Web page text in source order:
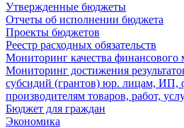
Утвержденные бюджеты
Отчеты об исполнении бюджета
Проекты бюджетов
Реестр расходных обязательств
Мониторинг качества финансового
Мониторинг достижения
субсидий (грантов) юр. лицам, ИП,
производителям товаров, работ,
Бюджет для граждан
Экономика